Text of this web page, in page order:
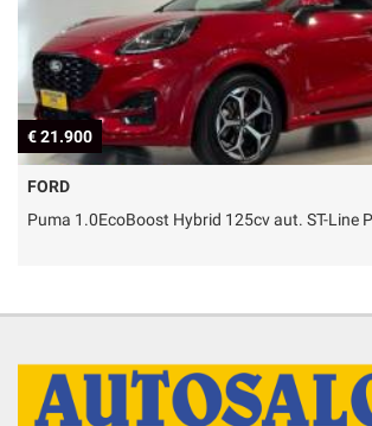
€ 21.900
FORD
Puma 1.0EcoBoost Hybrid 125cv aut. ST-Line